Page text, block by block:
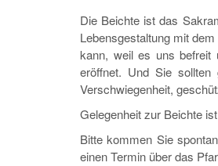
Die Beichte ist das
Lebensgestaltung mit
kann, weil es uns befreit
eröffnet. Und Sie
Verschwiegenheit,
Gelegenheit zur Beichte
Bitte kommen Sie
einen Termin über das